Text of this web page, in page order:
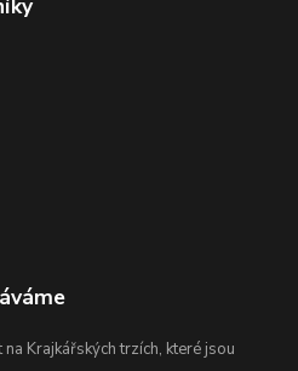
Krajkářských trzích, které jsou